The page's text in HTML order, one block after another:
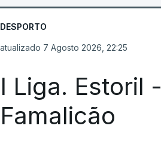
DESPORTO
atualizado 7 Agosto 2026, 22:25
I Liga. Estoril -
Famalicão